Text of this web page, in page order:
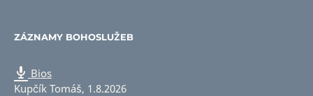
ZÁZNAMY BOHOSLUŽEB
Bios
Kupčík Tomáš, 1.8.2026